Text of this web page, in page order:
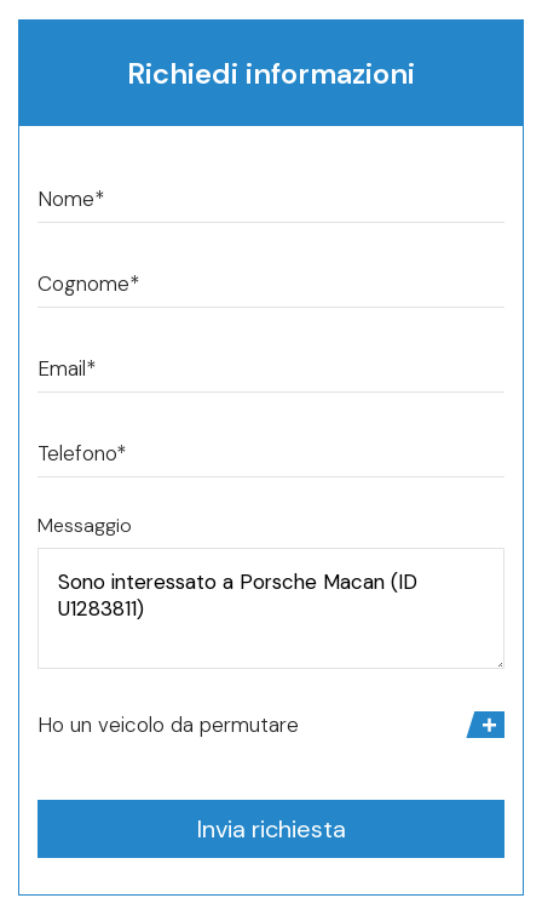
Richiedi informazioni
Nome*
Cognome*
Email*
Telefono*
Messaggio
Ho un veicolo da permutare
Invia richiesta